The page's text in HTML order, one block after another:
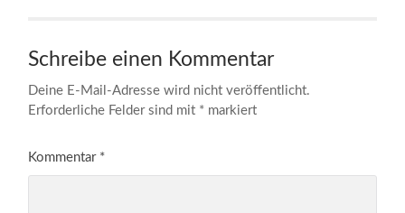
Schreibe einen Kommentar
Deine E-Mail-Adresse wird nicht veröffentlicht.
Erforderliche Felder sind mit * markiert
Kommentar *